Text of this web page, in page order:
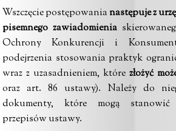
Wszczęcie postępowanianastępuje z
pisemnego zawiadomienia
Ochrony Konkurencji i
podejrzenia stosowania praktyk
wraz z uzasadnieniem, które złożyć
oraz art. 86 ustawy). Należy do
dokumenty, które mogą stanowić
przepisów ustawy.